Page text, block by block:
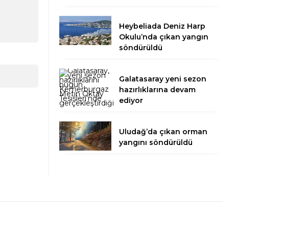
Heybeliada Deniz Harp
Okulu’nda çıkan yangın
söndürüldü
Galatasaray yeni sezon
hazırlıklarına devam
ediyor
Uludağ’da çıkan orman
yangını söndürüldü